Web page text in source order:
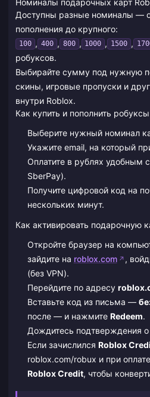
Доступны разные номиналы —
пополнения до крупного:
100 , 400 , 800 , 1000 , 1500 ,
робуксов.
Выбирайте сумму под нужную
скины, игровые пропуски и
внутри Roblox.
Как купить и пополнить робуксы
Выберите нужный номинал
Укажите email, на который
Оплатите в рублях
SberPay).
Получите цифровой код на
нескольких минут.
Как активировать подарочную
Откройте браузер на
зайдите на roblox.com ,
(без VPN).
Перейдите по адресу
Вставьте код из письма —
после — и нажмите Redeem.
Дождитесь подтверждения о
Если зачислился Roblox
roblox.com/robux и при
Roblox Credit, чтобы